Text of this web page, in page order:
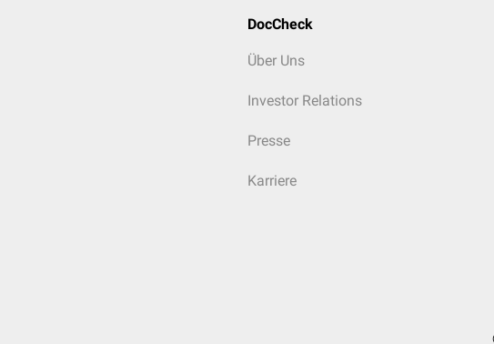
DocCheck
Über Uns
Investor Relations
Presse
Karriere